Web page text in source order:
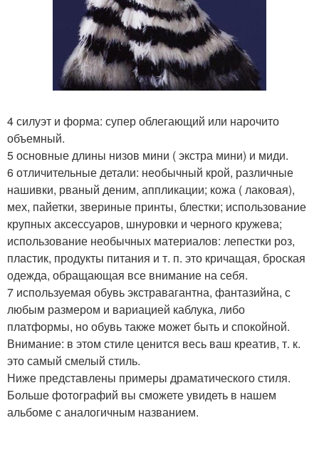
4 силуэт и форма: супер облегающий или нарочито
объемный.
5 основные длины низов мини ( экстра мини) и миди.
6 отличительные детали: необычный крой, различные
нашивки, рваный деним, аппликации; кожа ( лаковая),
мех, пайетки, звериные принты, блестки; использование
крупных аксессуаров, шнуровки и черного кружева;
использование необычных материалов: лепестки роз,
пластик, продукты питания и т. п. это кричащая, броская
одежда, обращающая все внимание на себя.
7 используемая обувь экстравагантна, фантазийна, с
любым размером и вариацией каблука, либо
платформы, но обувь также может быть и спокойной.
Внимание: в этом стиле ценится весь ваш креатив, т. к.
это самый смелый стиль.
Ниже представлены примеры драматического стиля.
Больше фотографий вы сможете увидеть в нашем
альбоме с аналогичным названием.